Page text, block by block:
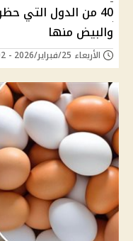
40 من الدول التي
والبيض منها
الأربعاء 25/فبراير/2026 - 12:02 ص